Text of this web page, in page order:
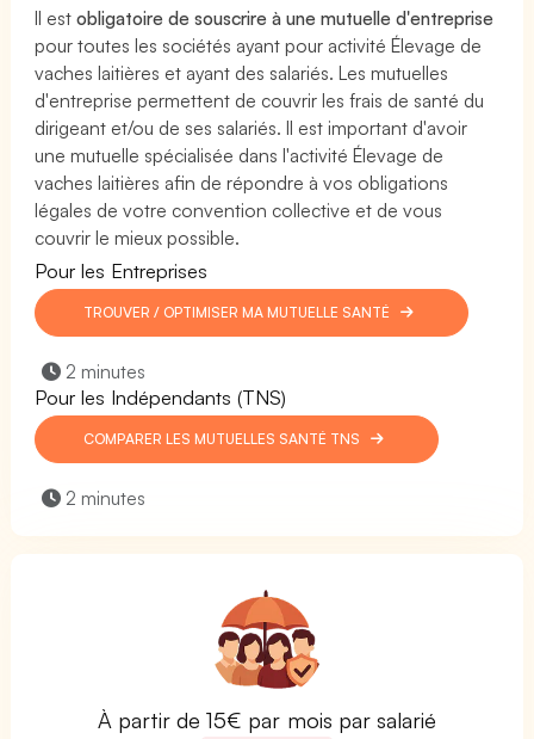
Il estobligatoire de souscrire à une mutuelle d'entreprise
pour toutes les sociétés ayant pour activité Élevage de
vaches laitières et ayant des salariés. Les mutuelles
d'entreprise permettent de couvrir les frais de santé du
dirigeant et/ou de ses salariés. Il est important d'avoir
une mutuelle spécialisée dans l'activité Élevage de
vaches laitières afin de répondre à vos obligations
légales de votre convention collective et de vous
couvrir le mieux possible.
Pour les Entreprises
TROUVER / OPTIMISER MA MUTUELLE SANTÉ
2 minutes
Pour les Indépendants (TNS)
COMPARER LES MUTUELLES SANTÉ TNS
2 minutes
À partir de 15€ par mois par salarié